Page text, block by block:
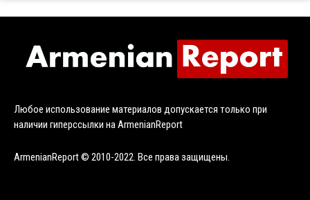
Любое использование материалов допускается только при
наличии гиперссылки на ArmenianReport
ArmenianReport © 2010-2022. Все права защищены.